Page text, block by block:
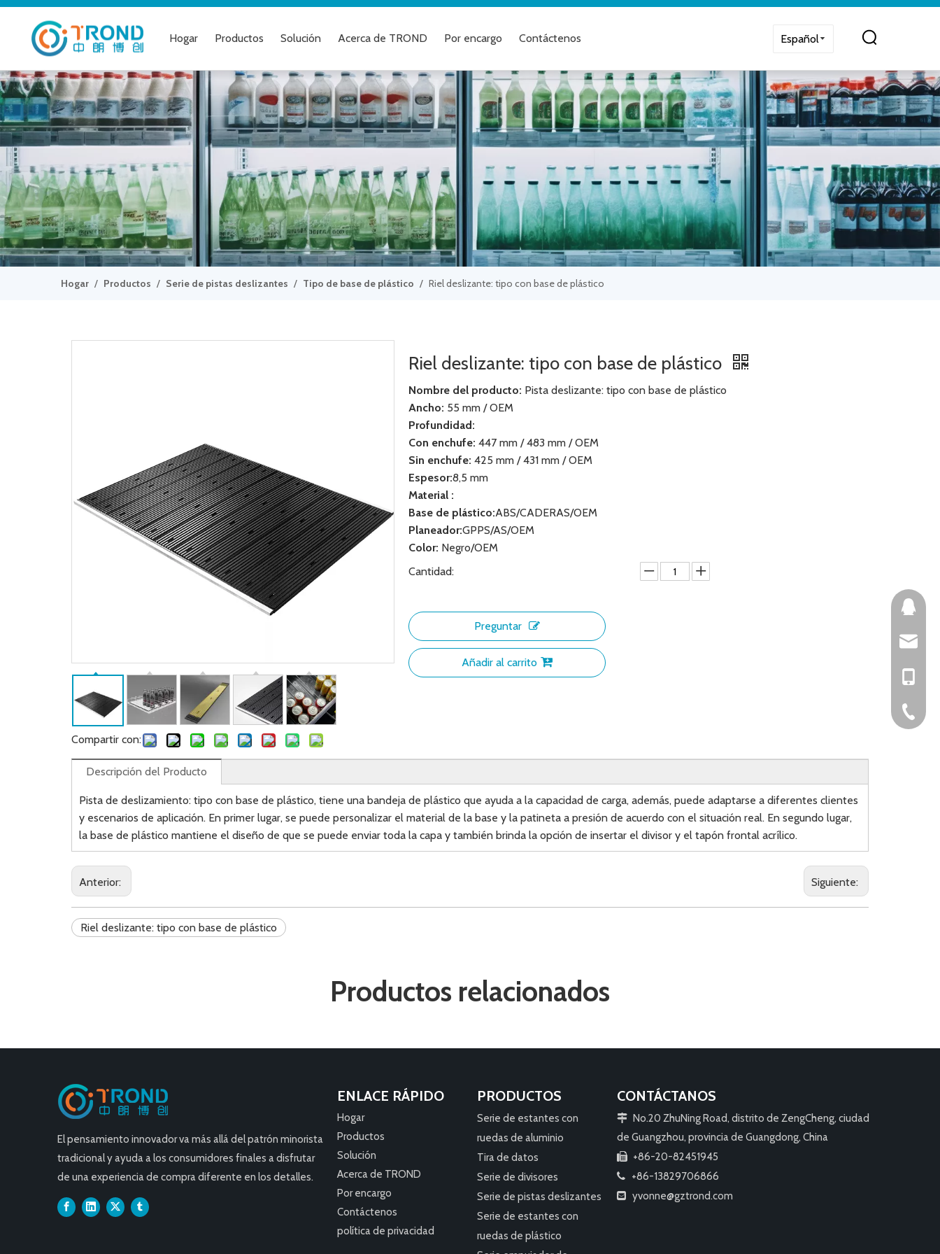
Hogar Productos Solución Acerca de TROND Por encargo Contáctenos Español
Hogar / Productos / Serie de pistas deslizantes / Tipo de base de plástico / Riel deslizante: tipo con base de plástico
Compartir con:
Riel deslizante: tipo con base de plástico
Nombre del producto: Pista deslizante: tipo con base de plástico
Ancho: 55 mm / OEM
Profundidad:
Con enchufe: 447 mm / 483 mm / OEM
Sin enchufe: 425 mm / 431 mm / OEM
Espesor:8,5 mm
Material :
Base de plástico:ABS/CADERAS/OEM
Planeador:GPPS/AS/OEM
Color: Negro/OEM
Cantidad:
Preguntar
Añadir al carrito
Descripción del Producto
Pista de deslizamiento: tipo con base de plástico, tiene una bandeja de plástico que ayuda a la capacidad de carga, además, puede adaptarse a diferentes clientes
y escenarios de aplicación. En primer lugar, se puede personalizar el material de la base y la patineta a presión de acuerdo con el situación real. En segundo lugar,
la base de plástico mantiene el diseño de que se puede enviar toda la capa y también brinda la opción de insertar el divisor y el tapón frontal acrílico.
Anterior: Siguiente:
Riel deslizante: tipo con base de plástico
Productos relacionados
El pensamiento innovador va más allá del patrón minorista
tradicional y ayuda a los consumidores finales a disfrutar
de una experiencia de compra diferente en los detalles.
24640730
+86-20-
ENLACE RÁPIDO
Hogar
Productos
Solución
Acerca de TROND
Por encargo
Contáctenos
política de privacidad
PRODUCTOS
Serie de estantes con
ruedas de aluminio
Tira de datos
Serie de divisores
Serie de pistas deslizantes
Serie de estantes con
ruedas de plástico
CONTÁCTANOS
 No.20 ZhuNing Road, distrito de ZengCheng, ciudad
de Guangzhou, provincia de Guangdong, China
 +86-20-82451945
 +86-13829706866
 yvonne@gztrond.com